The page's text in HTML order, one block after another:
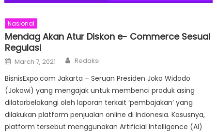
Nasional
Mendag Akan Atur Diskon e- Commerce Sesuai
Regulasi
Posted
on
March 7, 2021 Author
Redaksi
BisnisExpo.com Jakarta – Seruan Presiden Joko Widodo
(Jokowi) yang mengajak untuk membenci produk asing
dilatarbelakangi oleh laporan terkait ‘pembajakan’ yang
dilakukan platform penjualan online di Indonesia. Kasusnya,
platform tersebut menggunakan Artificial Intelligence (AI)